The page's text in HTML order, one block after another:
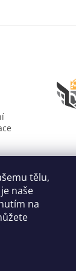
tělu,
naše
na